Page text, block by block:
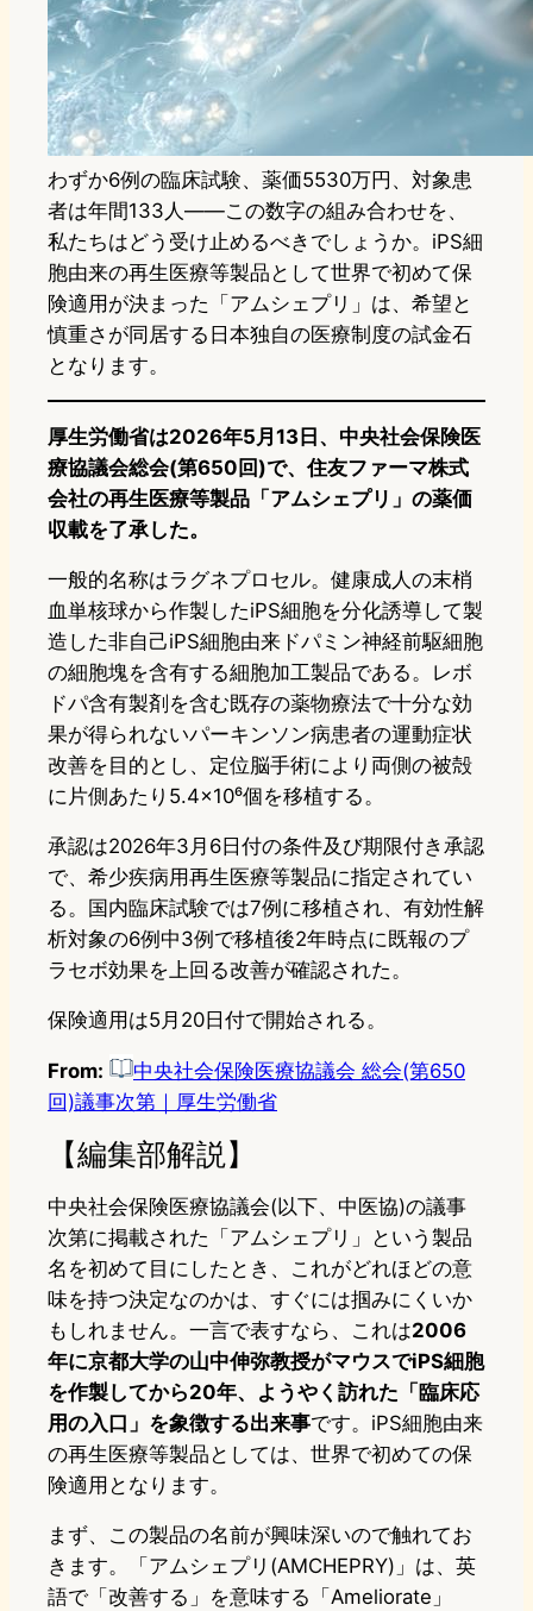
わずか6例の臨床試験、薬価5530万円、対象患
者は年間133人——この数字の組み合わせを、
私たちはどう受け止めるべきでしょうか。iPS細
胞由来の再生医療等製品として世界で初めて保
険適用が決まった「アムシェプリ」は、希望と
慎重さが同居する日本独自の医療制度の試金石
となります。
厚生労働省は2026年5月13日、中央社会保険医
療協議会総会(第650回)で、住友ファーマ株式
会社の再生医療等製品「アムシェプリ」の薬価
収載を了承した。
一般的名称はラグネプロセル。健康成人の末梢
血単核球から作製したiPS細胞を分化誘導して製
造した非自己iPS細胞由来ドパミン神経前駆細胞
の細胞塊を含有する細胞加工製品である。レボ
ドパ含有製剤を含む既存の薬物療法で十分な効
果が得られないパーキンソン病患者の運動症状
改善を目的とし、定位脳手術により両側の被殻
に片側あたり5.4×10⁶個を移植する。
承認は2026年3月6日付の条件及び期限付き承認
で、希少疾病用再生医療等製品に指定されてい
る。国内臨床試験では7例に移植され、有効性解
析対象の6例中3例で移植後2年時点に既報のプ
ラセボ効果を上回る改善が確認された。
保険適用は5月20日付で開始される。
From:
中央社会保険医療協議会 総会(第650
回)議事次第｜厚生労働省
【編集部解説】
中央社会保険医療協議会(以下、中医協)の議事
次第に掲載された「アムシェプリ」という製品
名を初めて目にしたとき、これがどれほどの意
味を持つ決定なのかは、すぐには掴みにくいか
もしれません。一言で表すなら、これは2006
年に京都大学の山中伸弥教授がマウスでiPS細胞
を作製してから20年、ようやく訪れた「臨床応
用の入口」を象徴する出来事です。iPS細胞由来
の再生医療等製品としては、世界で初めての保
険適用となります。
まず、この製品の名前が興味深いので触れてお
きます。「アムシェプリ(AMCHEPRY)」は、英
語で「改善する」を意味する「Ameliorate」